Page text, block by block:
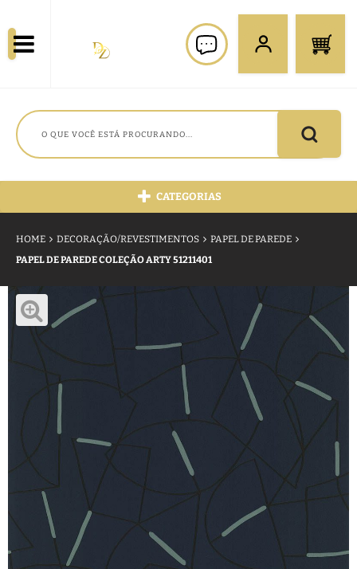
CATEGORIAS
HOME DECORAÇÃO/REVESTIMENTOS
PAPEL DE PAREDE
PAPEL DE PAREDE COLEÇÃO ARTY 51211401